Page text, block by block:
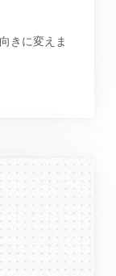
きに変えま